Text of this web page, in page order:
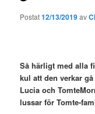
Postat12/13/2019av
Så härligt med alla
kul att den verkar
Lucia och
lussar för Tomte-